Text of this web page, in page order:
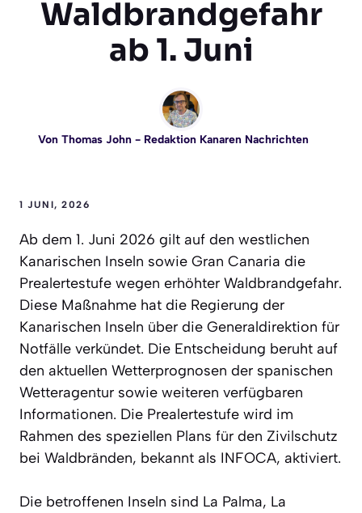
Waldbrandgefahr
ab 1. Juni
Von Thomas John- Redaktion Kanaren Nachrichten
1 JUNI, 2026
Ab dem 1. Juni 2026 gilt auf den westlichen
Kanarischen Inseln sowie Gran Canaria die
Prealertestufe wegen erhöhter Waldbrandgefahr.
Diese Maßnahme hat die Regierung der
Kanarischen Inseln über die Generaldirektion für
Notfälle verkündet. Die Entscheidung beruht auf
den aktuellen Wetterprognosen der spanischen
Wetteragentur sowie weiteren verfügbaren
Informationen. Die Prealertestufe wird im
Rahmen des speziellen Plans für den Zivilschutz
bei Waldbränden, bekannt als INFOCA, aktiviert.
Die betroffenen Inseln sind La Palma, La